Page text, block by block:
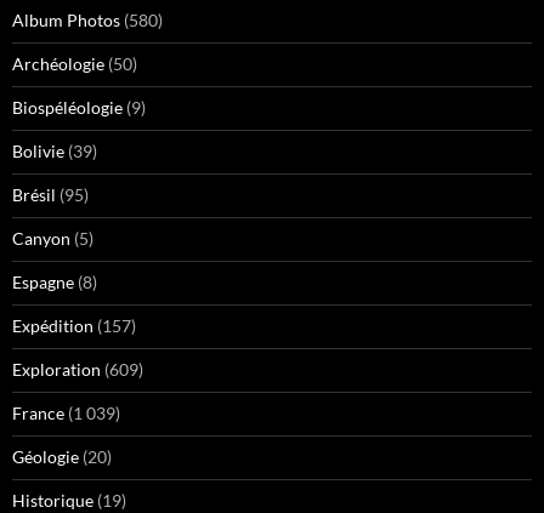
Album Photos (580)
Archéologie (50)
Biospéléologie (9)
Bolivie (39)
Brésil (95)
Canyon (5)
Espagne (8)
Expédition (157)
Exploration (609)
France (1 039)
Géologie (20)
Historique (19)